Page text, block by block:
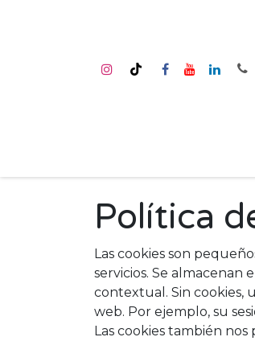
Política
Las cookies son
servicios. Se
contextual. Sin cookies,
web. Por ejemplo, su
Las cookies también